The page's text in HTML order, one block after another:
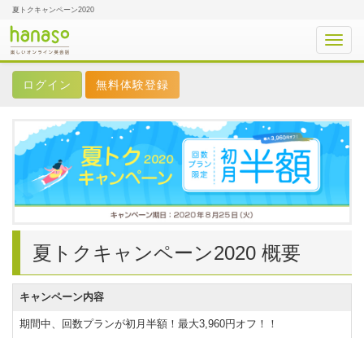
夏トクキャンペーン2020
無料体験登録
夏トクキャンペーン2020 概要
キャンペーン内容
期間中、回数プランが初月半額！最大3,960円オフ！！